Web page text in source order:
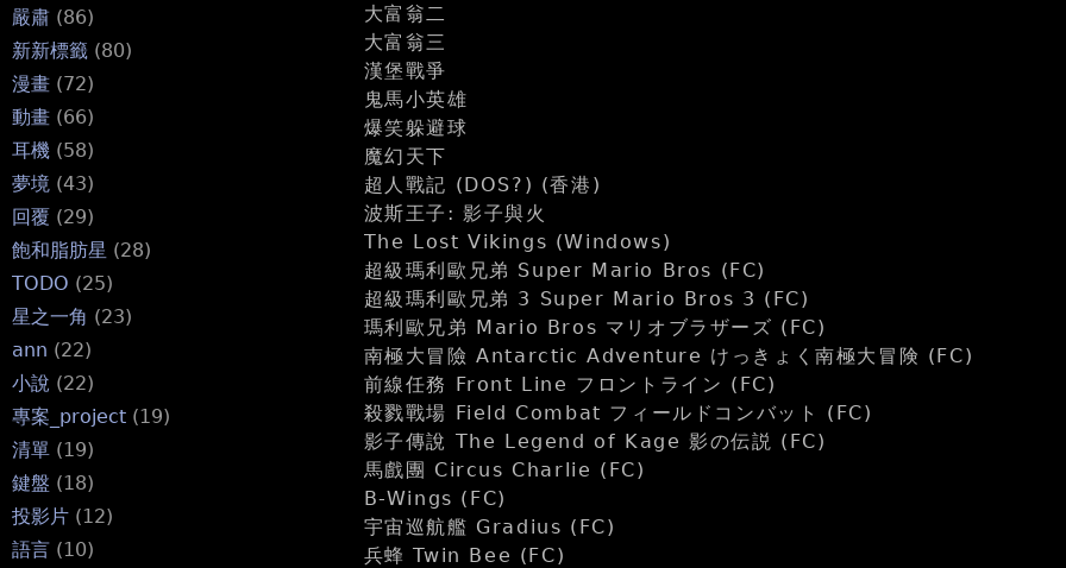
嚴肅 (86)
新新標籤 (80)
漫畫 (72)
動畫 (66)
耳機 (58)
夢境 (43)
回覆 (29)
飽和脂肪星 (28)
TODO (25)
星之一角 (23)
ann (22)
小說 (22)
專案_project (19)
清單 (19)
鍵盤 (18)
投影片 (12)
語言 (10)
大富翁二
大富翁三
漢堡戰爭
鬼馬小英雄
爆笑躲避球
魔幻天下
超人戰記 (DOS?) (香港)
波斯王子: 影子與火
The Lost Vikings (Windows)
超級瑪利歐兄弟 Super Mario Bros (FC)
超級瑪利歐兄弟 3 Super Mario Bros 3 (FC)
瑪利歐兄弟 Mario Bros マリオブラザーズ (FC)
南極大冒險 Antarctic Adventure けっきょく南極大冒険 (FC)
前線任務 Front Line フロントライン (FC)
殺戮戰場 Field Combat フィールドコンバット (FC)
影子傳說 The Legend of Kage 影の伝説 (FC)
馬戲團 Circus Charlie (FC)
B-Wings (FC)
宇宙巡航艦 Gradius (FC)
兵蜂 Twin Bee (FC)